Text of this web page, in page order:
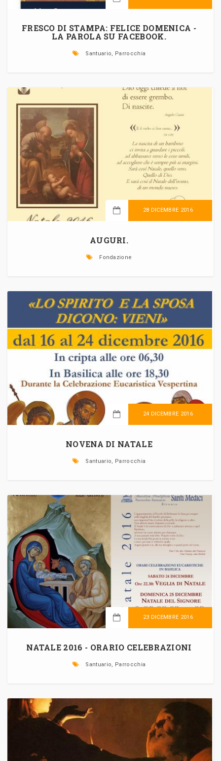
FRESCO DI STAMPA: FELICE DOMENICA -
LA PAROLA SU FACEBOOK.
Santuario, Parrocchia
28 DICEMBRE 2016
AUGURI.
Fondazione
24 DICEMBRE 2016
NOVENA DI NATALE
Santuario, Parrocchia
23 DICEMBRE 2016
NATALE 2016 - ORARIO CELEBRAZIONI
Santuario, Parrocchia